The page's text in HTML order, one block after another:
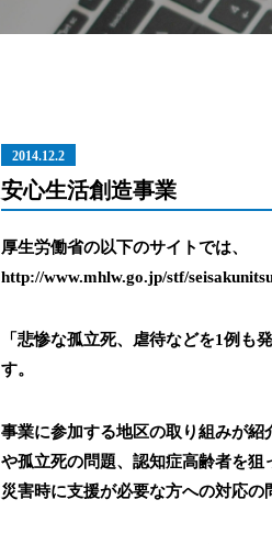
2014.12.2
安心生活創造事業
厚生労働省の以下のサイトでは、
http://www.mhlw.go.jp/stf/
「悲惨な孤立死、虐待などを1例も
す。
事業に参加する地区の取り組みが
や孤立死の問題、認知症高齢者を狙
災害時に支援が必要な方への対応の